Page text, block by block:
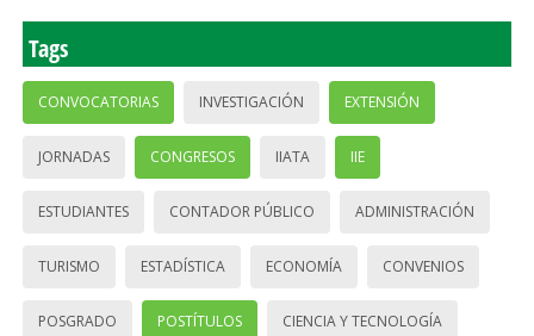
Tags
CONVOCATORIAS INVESTIGACIÓN EXTENSIÓN
JORNADAS CONGRESOS IIATA IIE
ESTUDIANTES CONTADOR PÚBLICO ADMINISTRACIÓN
TURISMO ESTADÍSTICA ECONOMÍA CONVENIOS
POSGRADO POSTÍTULOS CIENCIA Y TECNOLOGÍA